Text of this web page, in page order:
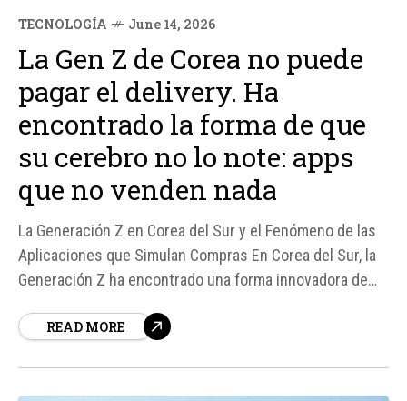
TECNOLOGÍA June 14, 2026
La Gen Z de Corea no puede
pagar el delivery. Ha
encontrado la forma de que
su cerebro no lo note: apps
que no venden nada
La Generación Z en Corea del Sur y el Fenómeno de las
Aplicaciones que Simulan Compras En Corea del Sur, la
Generación Z ha encontrado una forma innovadora de
dinero: aplicaciones que simulan la experiencia de
READ MORE